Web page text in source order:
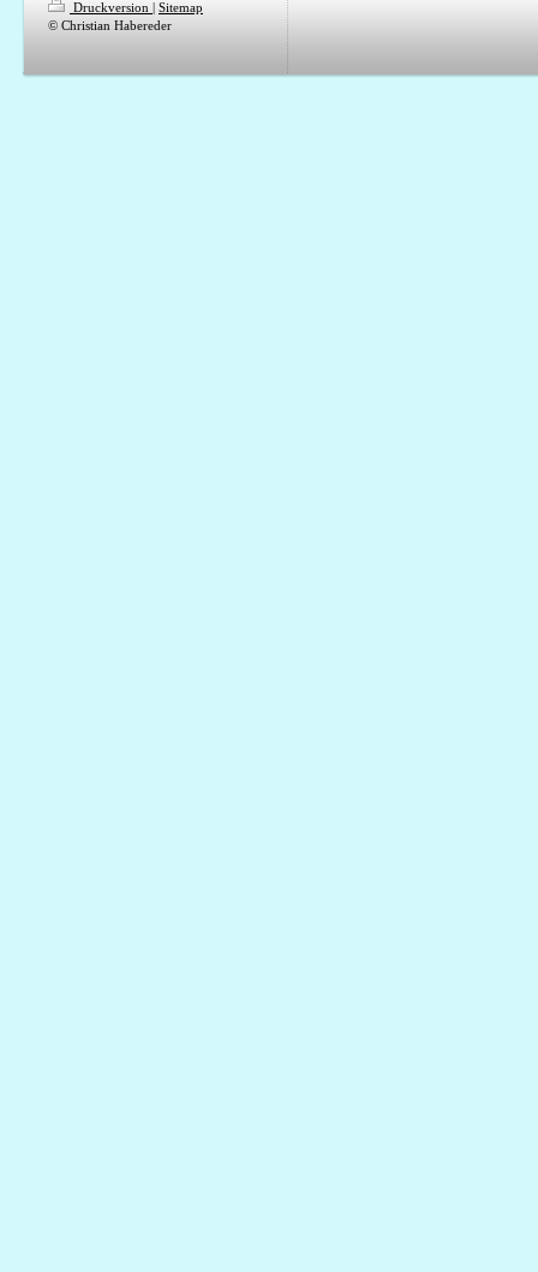
Druckversion | Sitemap
© Christian Habereder